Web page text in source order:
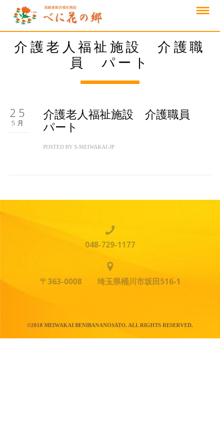
介護老人福祉施設 介護職
員 パート
25
5月
介護老人福祉施設 介護職員
パート
POSTED BY S-MEIWAKAI-JP
048-729-1177
〒363-0008 埼玉県桶川市坂田516-1
©2018 MEIWAKAI BENIBANANOSATO. ALL RIGHTS RESERVED.